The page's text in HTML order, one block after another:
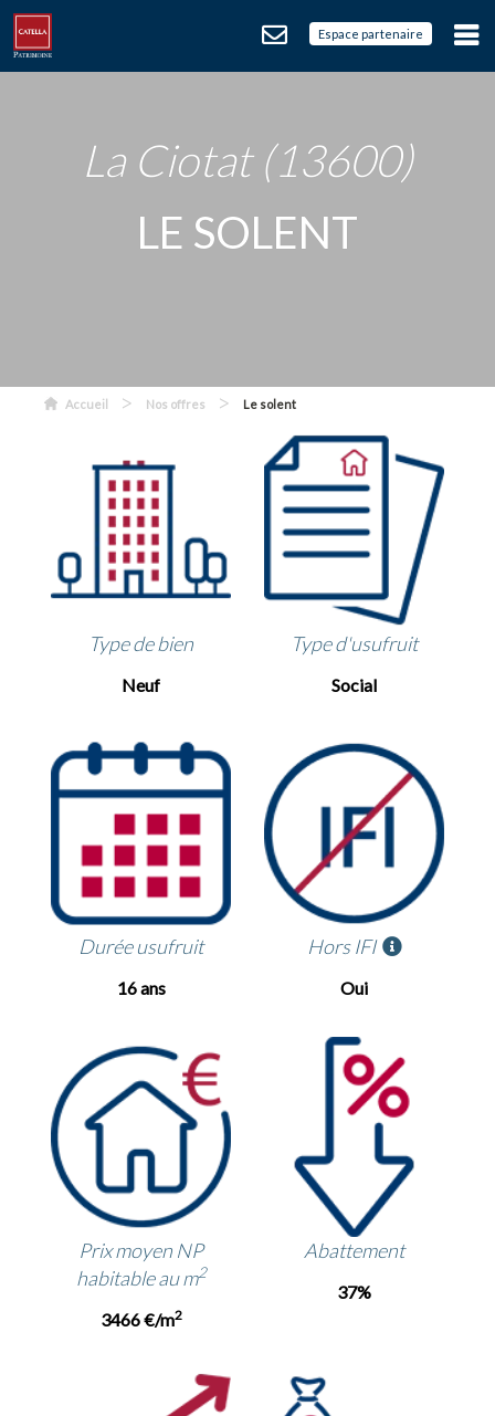
Espace partenaire
La Ciotat (13600)
LE SOLENT
Accueil > Nos offres > Le solent
Type de bien
Neuf
Type d'usufruit
Social
Durée usufruit
16 ans
Hors IFI
Oui
Prix moyen NP
habitable au m2
3466 €/m2
Abattement
37%